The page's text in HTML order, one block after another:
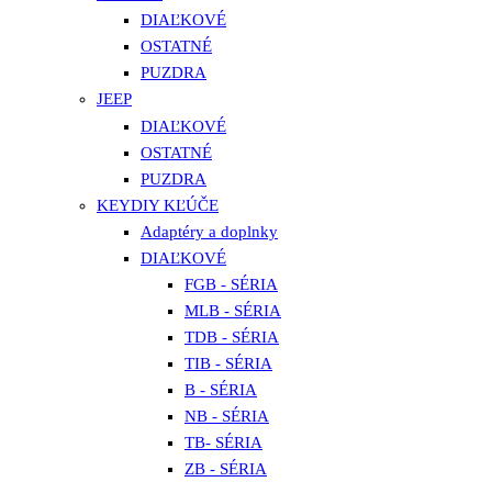
DIAĽKOVÉ
OSTATNÉ
PUZDRA
JEEP
DIAĽKOVÉ
OSTATNÉ
PUZDRA
KEYDIY KĽÚČE
Adaptéry a doplnky
DIAĽKOVÉ
FGB - SÉRIA
MLB - SÉRIA
TDB - SÉRIA
TIB - SÉRIA
B - SÉRIA
NB - SÉRIA
TB- SÉRIA
ZB - SÉRIA